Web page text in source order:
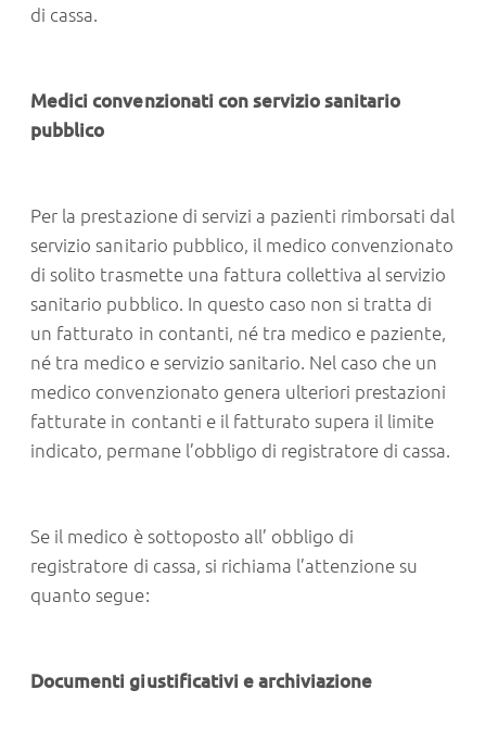
di cassa.
Medici convenzionati con servizio sanitario
pubblico
Per la prestazione di servizi a pazienti rimborsati dal
servizio sanitario pubblico, il medico convenzionato
di solito trasmette una fattura collettiva al servizio
sanitario pubblico. In questo caso non si tratta di
un fatturato in contanti, né tra medico e paziente,
né tra medico e servizio sanitario. Nel caso che un
medico convenzionato genera ulteriori prestazioni
fatturate in contanti e il fatturato supera il limite
indicato, permane l’obbligo di registratore di cassa.
Se il medico è sottoposto all’ obbligo di
registratore di cassa, si richiama l’attenzione su
quanto segue:
Documenti giustificativi e archiviazione